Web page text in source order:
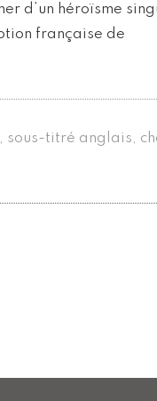
d’un héroïsme
française de
sous-titré anglais,